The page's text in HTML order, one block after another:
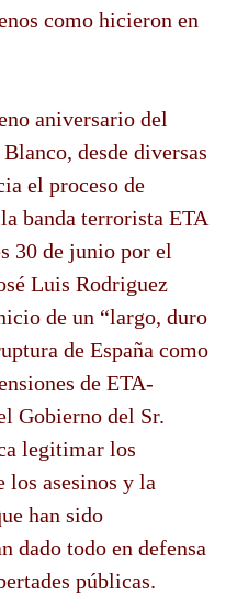
como hicieron en
aniversario del
desde diversas
el proceso de
banda terrorista ETA
30 de junio por el
Luis Rodriguez
de un “largo, duro
de España como
de ETA-
Gobierno del Sr.
legitimar los
los asesinos y la
han sido
dado todo en defensa
públicas.